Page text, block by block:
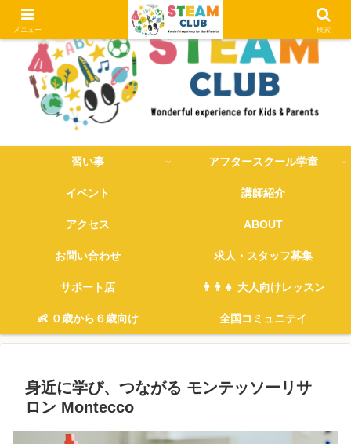
習い事 アフタースクール学童
イベント 講師紹介
アクセス ABOUT
お問い合わせ 求人・スタッフ募集
サポート店 👨‍👨‍👧 大人向けレッスン
👶 ０歳から６歳向け 全国コミュニテイ
身近に学び、つながる モンテッソーリサ
ロン Montecco
メニュー 検索